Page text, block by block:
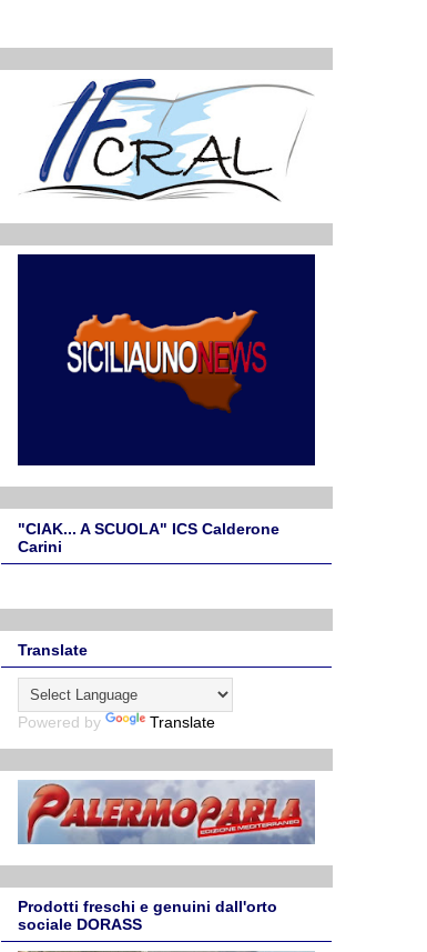
"CIAK... A SCUOLA" ICS Calderone
Carini
Translate
Powered by Translate
Prodotti freschi e genuini dall'orto
sociale DORASS